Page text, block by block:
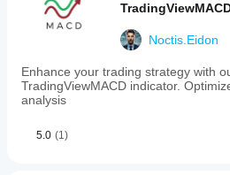
Noctis.Eidon
Enhance your trading strategy with
TradingViewMACD indicator.
analysis
5.0 (1)